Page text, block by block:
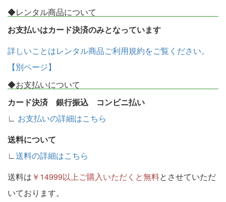
◆レンタル商品について
お支払いはカード決済のみとなっています
詳しいことはレンタル商品ご利用規約をご覧ください。
【別ページ】
◆お支払いについて
カード決済 銀行振込 コンビニ払い
∟ お支払いの詳細はこちら
送料について
∟送料の詳細はこちら
送料は ￥14999以上ご購入いただくと無料とさせていただ
いております。